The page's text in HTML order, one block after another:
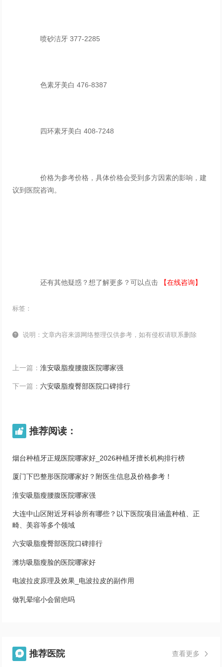
喷砂洁牙 377-2285
色素牙美白 476-8387
四环素牙美白 408-7248
价格为参考价格，具体价格会受到多方因素的影响，建
议到医院咨询。
还有其他疑惑？想了解更多？可以点击 【在线咨询】
标签：
 说明：文章内容来源网络整理仅供参考，如有侵权请联系删除
上一篇： 淮安吸脂瘦腰腹医院哪家强
下一篇： 六安吸脂瘦臀部医院口碑排行
 推荐阅读：
烟台种植牙正规医院哪家好_2026种植牙擅长机构排行榜
厦门下巴整形医院哪家好？附医生信息及价格参考！
淮安吸脂瘦腰腹医院哪家强
大连中山区附近牙科诊所有哪些？以下医院项目涵盖种植、正
畸、美容等多个领域
六安吸脂瘦臀部医院口碑排行
潍坊吸脂瘦脸的医院哪家好
电波拉皮原理及效果_电波拉皮的副作用
做乳晕缩小会留疤吗
 推荐医院 查看更多 